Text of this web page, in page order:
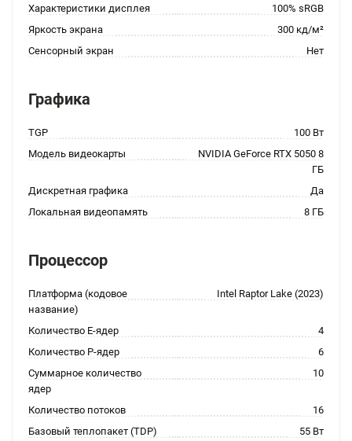
Характеристики дисплея
100% sRGB
Яркость экрана
300 кд/м²
Сенсорный экран
Нет
Графика
TGP
100 Вт
Модель видеокарты
NVIDIA GeForce RTX 5050 8
ГБ
Дискретная графика
Да
Локальная видеопамять
8 ГБ
Процессор
Платформа (кодовое
название)
Intel Raptor Lake (2023)
Количество E-ядер
4
Количество P-ядер
6
Суммарное количество
ядер
10
Количество потоков
16
Базовый теплопакет (TDP)
55 Вт